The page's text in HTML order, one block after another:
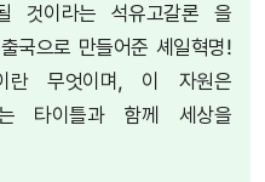
것이라는 석유고갈론 을
국으로 만들어준 셰일혁명!
란 무엇이며, 이 자원은
는 타이틀과 함께 세상을